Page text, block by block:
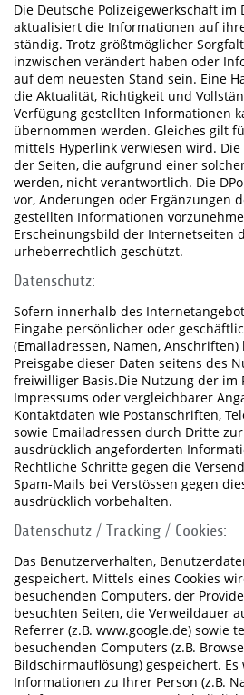
Die Deutsche Polizeigewerkschaft im
aktualisiert die Informationen auf
ständig. Trotz größtmöglicher
inzwischen verändert haben oder
auf dem neuesten Stand sein. Eine
die Aktualität, Richtigkeit und
Verfügung gestellten Informationen
übernommen werden. Gleiches gilt
mittels Hyperlink verwiesen wird.
der Seiten, die aufgrund einer
werden, nicht verantwortlich. Die
vor, Änderungen oder Ergänzungen
gestellten Informationen
Erscheinungsbild der Internetseiten
urheberrechtlich geschützt.
Datenschutz:
Sofern innerhalb des
Eingabe persönlicher oder
(Emailadressen, Namen,
Preisgabe dieser Daten seitens des
freiwilliger Basis.Die Nutzung der im
Impressums oder vergleichbarer
Kontaktdaten wie Postanschriften,
sowie Emailadressen durch Dritte
ausdrücklich angeforderten
Rechtliche Schritte gegen die
Spam-Mails bei Verstössen gegen
ausdrücklich vorbehalten.
Datenschutz / Tracking / Cookies:
Das Benutzerverhalten,
gespeichert. Mittels eines Cookies
besuchenden Computers, der
besuchten Seiten, die Verweildauer
Referrer (z.B. www.google.de) sowie
besuchenden Computers (z.B.
Bildschirmauflösung) gespeichert.
Informationen zu Ihrer Person (z.B.